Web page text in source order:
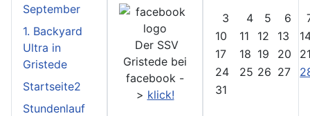
September
1. Backyard
Ultra in
Gristede
Startseite2
Stundenlauf
Der SSV
Gristede bei
facebook -
> klick!
3 4 5 6
10
11 12 13
17
18 19 20
24
25 26 27
31